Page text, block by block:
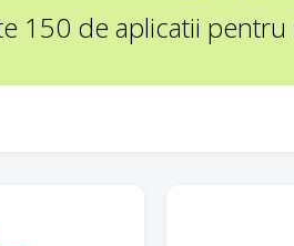
150 de aplicatii